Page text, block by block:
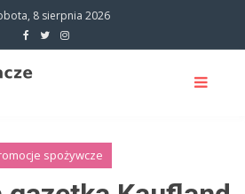
8 sierpnia 2026
spożywcze